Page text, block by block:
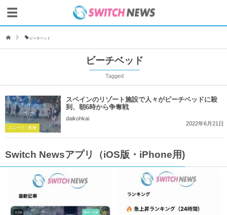
ビーチベッド
ビーチベッド
Tagged
ユニーク・動画
スペインのリゾート施設で人々がビーチベッドに殺
到、朝6時から争奪戦
daikohkai
2022年6月21日
Switch Newsアプリ（iOS版・iPhone用)